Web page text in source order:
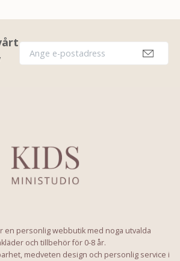
en personlig webbutik med noga utvalda
och tillbehör för 0-8 år.
medveten design och personlig service i